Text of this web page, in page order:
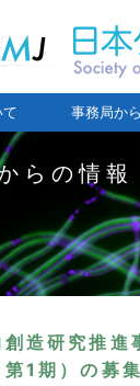
事務局か
らの情報
創造研究推
1期）の募